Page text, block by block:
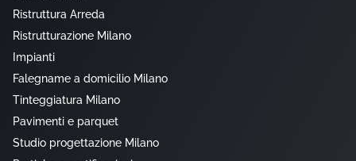
Ristruttura Arreda
Ristrutturazione Milano
Impianti
Falegname a domicilio Milano
Tinteggiatura Milano
Pavimenti e parquet
Studio progettazione Milano